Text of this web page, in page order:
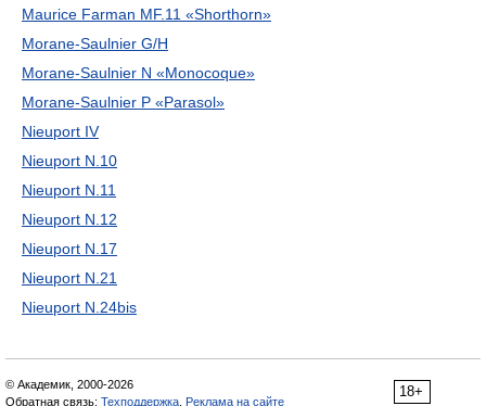
Maurice Farman MF.11 «Shorthorn»
Morane-Saulnier G/H
Morane-Saulnier N «Monocoque»
Morane-Saulnier P «Parasol»
Nieuport IV
Nieuport N.10
Nieuport N.11
Nieuport N.12
Nieuport N.17
Nieuport N.21
Nieuport N.24bis
18+
© Академик, 2000-2026
Обратная связь: Техподдержка Реклама на сайте